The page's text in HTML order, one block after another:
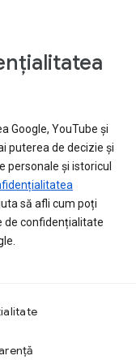
Google, YouTube și
puterea de decizie și
personale și istoricul
să afli cum poți
de confidențialitate